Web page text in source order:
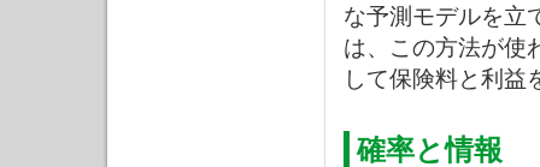
な予測モデルを立
は、この方法が使
して保険料と利益
確率と情報